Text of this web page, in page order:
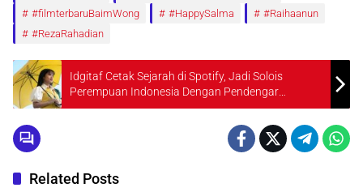
#filmterbaruBaimWong
#HappySalma
#Raihaanun
#RezaRahadian
Idgitaf Cetak Sejarah di Spotify, Jadi Solois
Perempuan Indonesia Dengan Pendengar
Bulanan Terbanyak
Related Posts